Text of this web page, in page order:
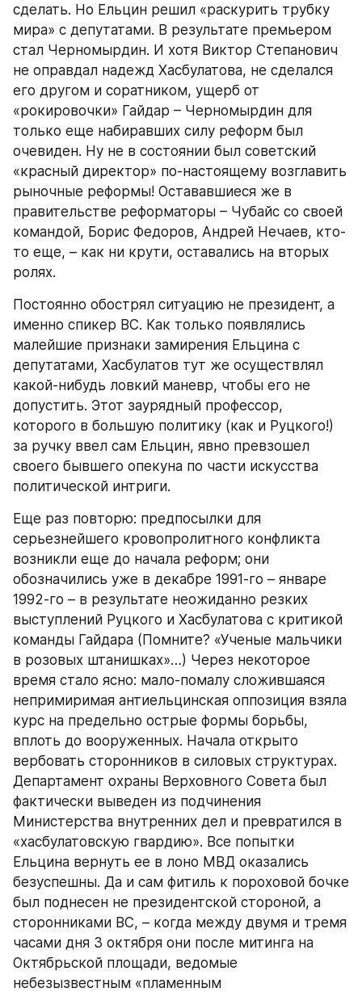
сделать. Но Ельцин решил «раскурить трубку
мира» с депутатами. В результате премьером
стал Черномырдин. И хотя Виктор Степанович
не оправдал надежд Хасбулатова, не сделался
его другом и соратником, ущерб от
«рокировочки» Гайдар – Черномырдин для
только еще набиравших силу реформ был
очевиден. Ну не в состоянии был советский
«красный директор» по-настоящему возглавить
рыночные реформы! Остававшиеся же в
правительстве реформаторы – Чубайс со своей
командой, Борис Федоров, Андрей Нечаев, кто-
то еще, – как ни крути, оставались на вторых
ролях.
Постоянно обострял ситуацию не президент, а
именно спикер ВС. Как только появлялись
малейшие признаки замирения Ельцина с
депутатами, Хасбулатов тут же осуществлял
какой-нибудь ловкий маневр, чтобы его не
допустить. Этот заурядный профессор,
которого в большую политику (как и Руцкого!)
за ручку ввел сам Ельцин, явно превзошел
своего бывшего опекуна по части искусства
политической интриги.
Еще раз повторю: предпосылки для
серьезнейшего кровопролитного конфликта
возникли еще до начала реформ; они
обозначились уже в декабре 1991-го – январе
1992-го – в результате неожиданно резких
выступлений Руцкого и Хасбулатова с критикой
команды Гайдара (Помните? «Ученые мальчики
в розовых штанишках»…) Через некоторое
время стало ясно: мало-помалу сложившаяся
непримиримая антиельцинская оппозиция взяла
курс на предельно острые формы борьбы,
вплоть до вооруженных. Начала открыто
вербовать сторонников в силовых структурах.
Департамент охраны Верховного Совета был
фактически выведен из подчинения
Министерства внутренних дел и превратился в
«хасбулатовскую гвардию». Все попытки
Ельцина вернуть ее в лоно МВД оказались
безуспешны. Да и сам фитиль к пороховой бочке
был поднесен не президентской стороной, а
сторонниками ВС, – когда между двумя и тремя
часами дня 3 октября они после митинга на
Октябрьской площади, ведомые
небезызвестным «пламенным